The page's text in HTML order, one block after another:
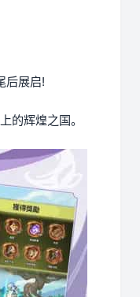
后展启!
的辉煌之国。